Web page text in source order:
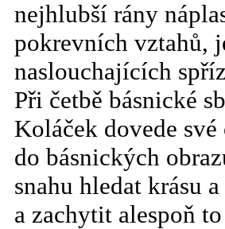
nejhlubší rány
pokrevních vztahů,
naslouchajících
Při četbě básnické
Koláček dovede
do básnických
snahu hledat krásu
a zachytit alespoň